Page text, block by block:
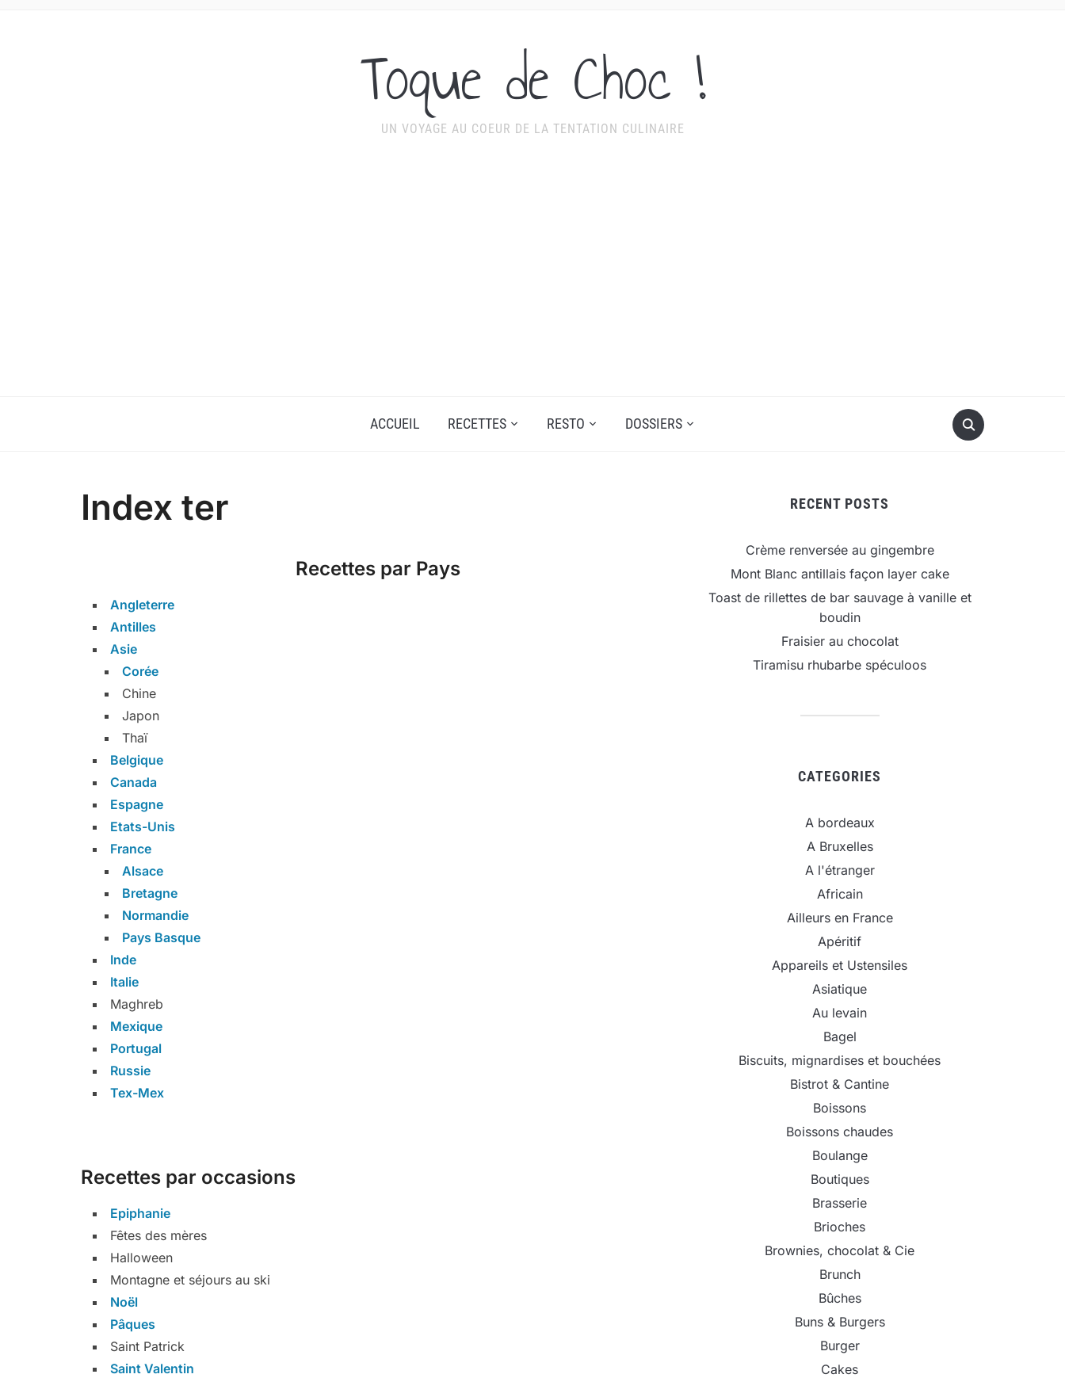
Toque de Choc !
UN VOYAGE AU COEUR DE LA TENTATION CULINAIRE
ACCUEIL RECETTES RESTO DOSSIERS
Index ter
Recettes par Pays
Angleterre
Antilles
Asie
Corée
Chine
Japon
Thaï
Belgique
Canada
Espagne
Etats-Unis
France
Alsace
Bretagne
Normandie
Pays Basque
Inde
Italie
Maghreb
Mexique
Portugal
Russie
Tex-Mex
Recettes par occasions
Epiphanie
Fêtes des mères
Halloween
Montagne et séjours au ski
Noël
Pâques
Saint Patrick
Saint Valentin
RECENT POSTS
Crème renversée au gingembre
Mont Blanc antillais façon layer cake
Toast de rillettes de bar sauvage à vanille et
boudin
Fraisier au chocolat
Tiramisu rhubarbe spéculoos
CATEGORIES
A bordeaux
A Bruxelles
A l'étranger
Africain
Ailleurs en France
Apéritif
Appareils et Ustensiles
Asiatique
Au levain
Bagel
Biscuits, mignardises et bouchées
Bistrot & Cantine
Boissons
Boissons chaudes
Boulange
Boutiques
Brasserie
Brioches
Brownies, chocolat & Cie
Brunch
Bûches
Buns & Burgers
Burger
Cakes